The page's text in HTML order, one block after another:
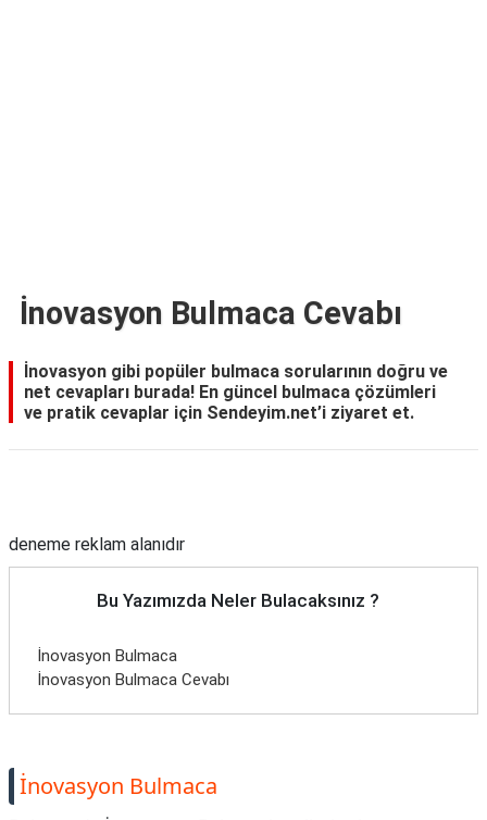
İnovasyon Bulmaca Cevabı
İnovasyon gibi popüler bulmaca sorularının doğru ve
net cevapları burada! En güncel bulmaca çözümleri
ve pratik cevaplar için Sendeyim.net’i ziyaret et.
deneme reklam alanıdır
Bu Yazımızda Neler Bulacaksınız ?
İnovasyon Bulmaca
İnovasyon Bulmaca Cevabı
İnovasyon Bulmaca